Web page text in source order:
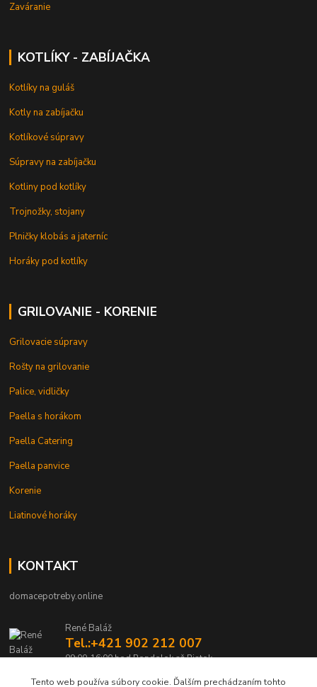
Zaváranie
KOTLÍKY - ZABÍJAČKA
Kotlíky na guláš
Kotly na zabíjačku
Kotlíkové súpravy
Súpravy na zabíjačku
Kotliny pod kotlíky
Trojnožky, stojany
Plničky klobás a jaterníc
Horáky pod kotlíky
GRILOVANIE - KORENIE
Grilovacie súpravy
Rošty na grilovanie
Palice, vidličky
Paella s horákom
Paella Catering
Paella panvice
Korenie
Liatinové horáky
KONTAKT
domacepotreby.online
René Baláž
Tel.:+421 902 212 007
09:00-16:00 hod Pondelok až Piatok
info@domacepotreby.online
Tento web používa súbory cookie. Ďalším prechádzaním tohto